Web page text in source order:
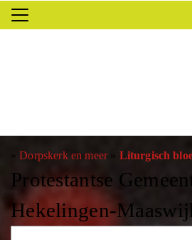
»Dorpskerk en meer» Liturgisch
Protestantse
Hekelingen-